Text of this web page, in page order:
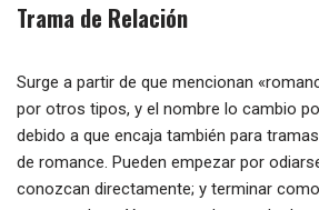
Trama de Relación
Surge a partir de que mencionan
por otros tipos, y el nombre lo cambio
debido a que encaja también para
de romance. Pueden empezar por
conozcan directamente; y terminar